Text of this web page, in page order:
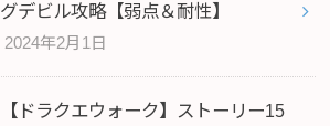
グデビル攻略【弱点＆耐性】
2024年2月1日
【ドラクエウォーク】ストーリー15